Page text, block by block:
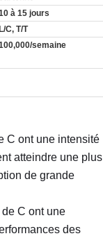
à 15 jours
L/C, T/T
semaine
C ont une intensité
atteindre une plus
de grande
C ont une
des